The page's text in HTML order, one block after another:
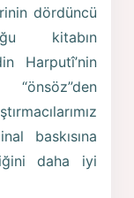
dördüncü
kitabın
Harputî’nin
baskısına
daha iyi